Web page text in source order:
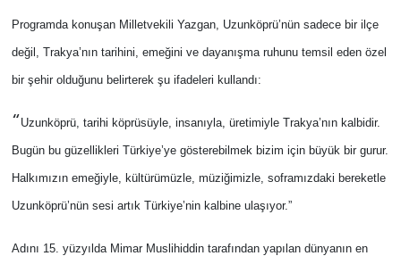
Programda konuşan Milletvekili Yazgan, Uzunköprü’nün sadece bir ilçe
değil, Trakya’nın tarihini, emeğini ve dayanışma ruhunu temsil eden özel
bir şehir olduğunu belirterek şu ifadeleri kullandı:
“Uzunköprü, tarihi köprüsüyle, insanıyla, üretimiyle Trakya’nın kalbidir.
Bugün bu güzellikleri Türkiye’ye gösterebilmek bizim için büyük bir gurur.
Halkımızın emeğiyle, kültürümüzle, müziğimizle, soframızdaki bereketle
Uzunköprü’nün sesi artık Türkiye’nin kalbine ulaşıyor.”
Adını 15. yüzyılda Mimar Muslihiddin tarafından yapılan dünyanın en